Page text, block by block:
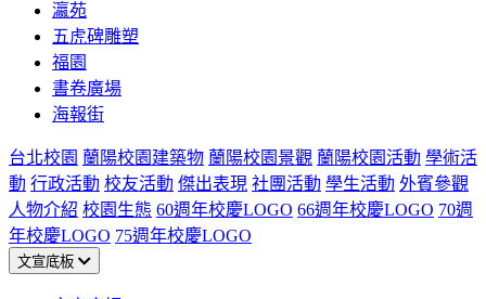
瀛苑
五虎碑雕塑
福園
書卷廣場
海報街
台北校園 蘭陽校園建築物 蘭陽校園景觀 蘭陽校園活動 學術活
動 行政活動 校友活動 傑出表現 社團活動 學生活動 外賓參觀
人物介紹 校園生態 60週年校慶LOGO 66週年校慶LOGO 70週
年校慶LOGO 75週年校慶LOGO
文宣底板